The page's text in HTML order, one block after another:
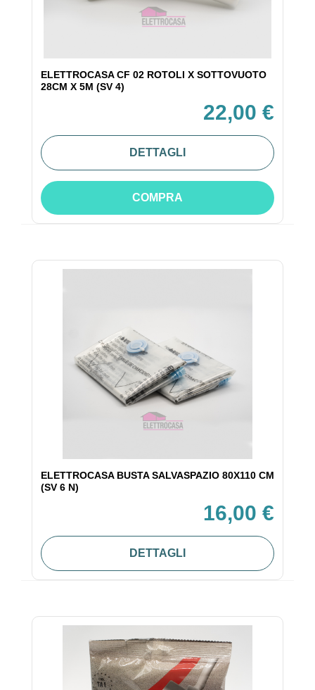
ELETTROCASA CF 02 ROTOLI X SOTTOVUOTO
28CM X 5M (SV 4)
22,00 €
DETTAGLI
COMPRA
ELETTROCASA BUSTA SALVASPAZIO 80X110 CM
(SV 6 N)
16,00 €
DETTAGLI